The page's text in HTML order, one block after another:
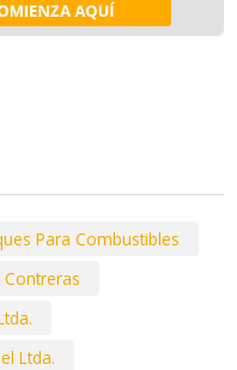
Para Combustibles
Contreras
Ltda.